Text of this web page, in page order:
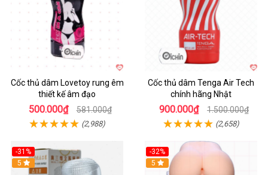
Cốc thủ dâm Lovetoy rung êm
thiết kế âm đạo
500.000₫ 581.000₫
(2,988)
Cốc thủ dâm Tenga Air Tech
chính hãng Nhật
900.000₫ 1.500.000₫
(2,658)
-31%
Hot
5
-32%
Hot
5